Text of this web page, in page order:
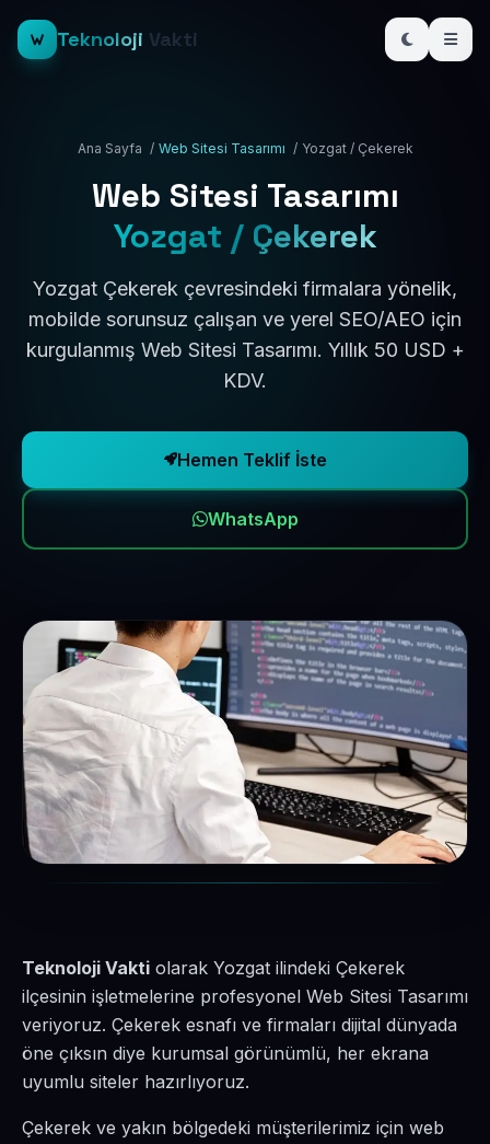
Teknoloji Vakti
Ana Sayfa / Web Sitesi Tasarımı / Yozgat / Çekerek
Web Sitesi Tasarımı
Yozgat / Çekerek
Yozgat Çekerek çevresindeki firmalara yönelik,
mobilde sorunsuz çalışan ve yerel SEO/AEO için
kurgulanmış Web Sitesi Tasarımı. Yıllık 50 USD +
KDV.
Hemen Teklif İste
WhatsApp
Teknoloji Vakti olarak Yozgat ilindeki Çekerek
ilçesinin işletmelerine profesyonel Web Sitesi Tasarımı
veriyoruz. Çekerek esnafı ve firmaları dijital dünyada
öne çıksın diye kurumsal görünümlü, her ekrana
uyumlu siteler hazırlıyoruz.
Çekerek ve yakın bölgedeki müşterilerimiz için web